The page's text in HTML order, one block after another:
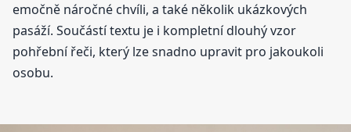
emočně náročné chvíli, a také několik ukázkových
pasáží. Součástí textu je i kompletní dlouhý vzor
pohřební řeči, který lze snadno upravit pro jakoukoli
osobu.